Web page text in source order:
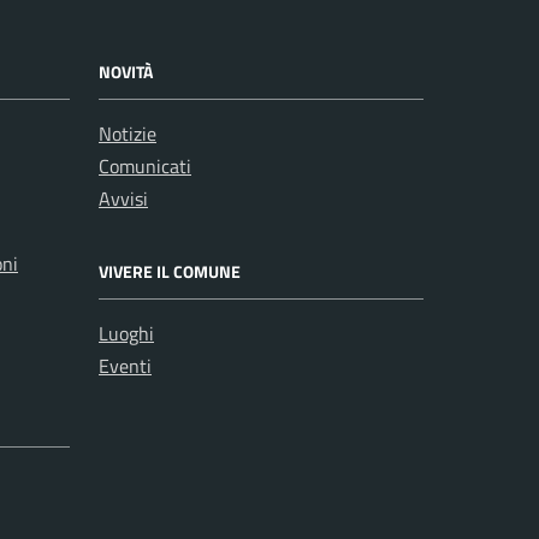
NOVITÀ
Notizie
Comunicati
Avvisi
VIVERE IL COMUNE
Luoghi
Eventi